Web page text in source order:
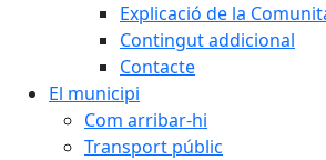
Explicació de la
Contingut addicional
Contacte
El municipi
Com arribar-hi
Transport públic